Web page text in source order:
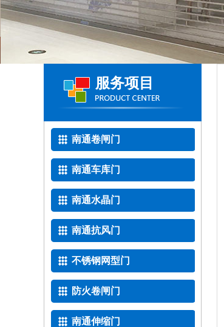
服务项目
南通卷闸门
南通车库门
南通水晶门
南通抗风门
不锈钢网型门
防火卷闸门
南通伸缩门